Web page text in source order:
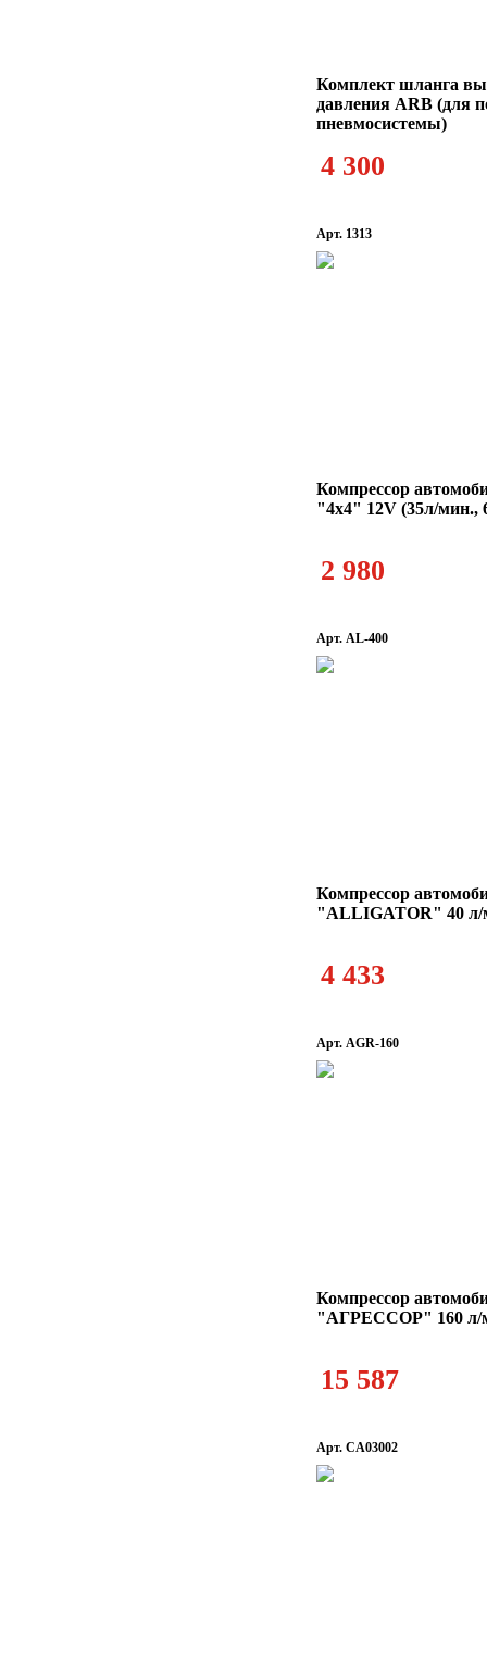
Комплект шланга
давления ARB (для
пневмосистемы)
4 300
Арт. 1313
Компрессор
"4x4" 12V (35л/
2 980
Арт. AL-400
Компрессор
"ALLIGATOR" 40 л/
4 433
Арт. AGR-160
Компрессор
"АГРЕССОР" 160 л/
15 587
Арт. CA03002